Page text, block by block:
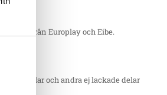
robinia från Europlay och Eibe.
delar och andra ej lackade delar